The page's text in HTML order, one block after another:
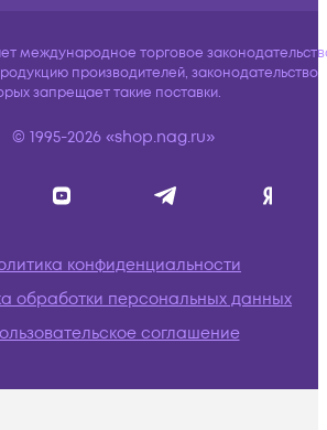
международное торговое
производителей, законодательство
запрещает такие поставки.
© 1995-2026 «shop.nag.ru»
конфиденциальности
обработки персональных данных
соглашение